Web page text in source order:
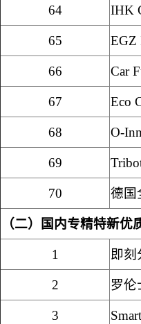
64 IHK
65 EGZ
66 Car
67 Eco
68 O-
69
70 德国
（二）国内专精特新优
1 即
2 罗伦
3 Smart